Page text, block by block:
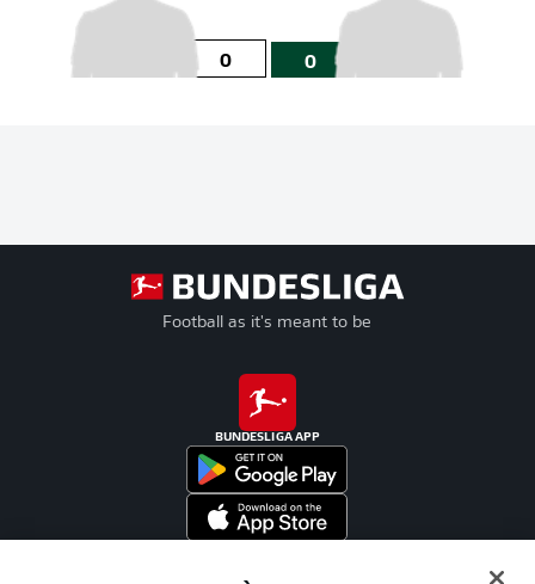
0 0
Football as it's meant to be
BUNDESLIGA APP